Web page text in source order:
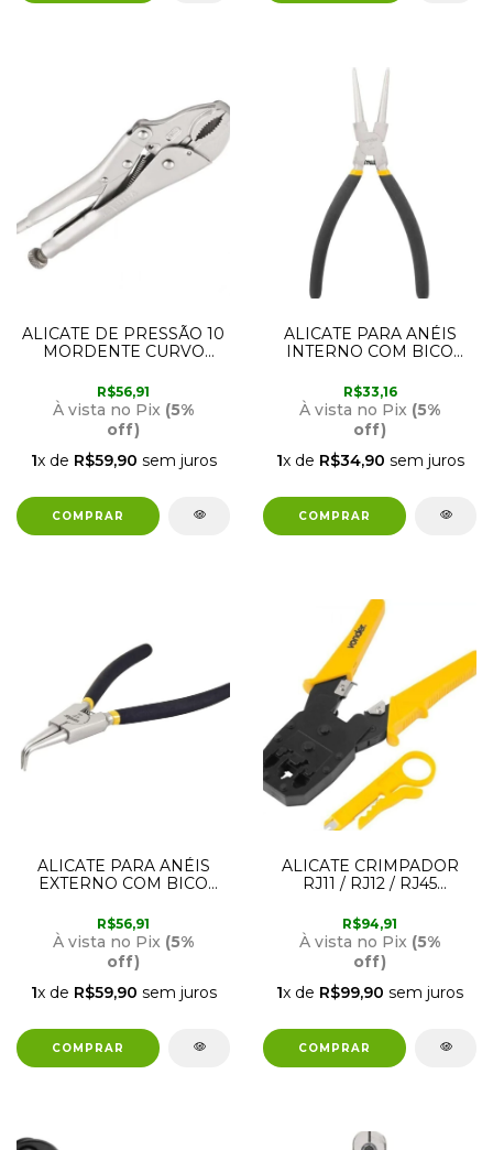
ALICATE DE PRESSÃO 10
MORDENTE CURVO
R$56,91
À vista no Pix (5%
off)
1x de R$59,90 sem juros
ALICATE PARA ANÉIS
INTERNO COM BICO
36.62.000.180 VONDER
R$33,16
À vista no Pix (5%
off)
1x de R$34,90 sem juros
ALICATE PARA ANÉIS
EXTERNO COM BICO
VONDER
R$56,91
À vista no Pix (5%
off)
1x de R$59,90 sem juros
ALICATE CRIMPADOR
RJ11 / RJ12 / RJ45
R$94,91
À vista no Pix (5%
off)
1x de R$99,90 sem juros